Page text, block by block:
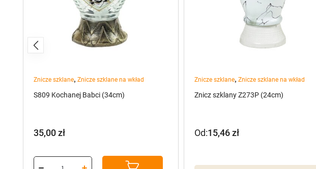
Znicze szklane, Znicze szklane na wkład
S809 Kochanej Babci (34cm)
35,00zł
Znicze szklane, Znicze szklane na wkład
Znicz szklany Z273P (24cm)
Od:15,46zł